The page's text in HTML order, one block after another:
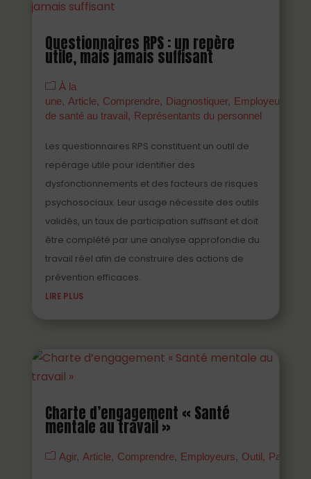
Questionnaires RPS : un repère
utile, mais jamais suffisant
À la
une
Article Comprendre Diagnostiquer Employeurs
de santé au travail
Représentants du personnel
Les questionnaires RPS constituent un outil de
repérage utile pour identifier des
dysfonctionnements et des facteurs de risques
psychosociaux. Leur usage nécessite des outils
validés, un taux de participation suffisant et doit
être complété par une analyse approfondie du
travail réel afin de construire des actions de
prévention efficaces.
LIRE PLUS
Charte d’engagement « Santé
mentale au travail »
Agir Article Comprendre Employeurs Outil